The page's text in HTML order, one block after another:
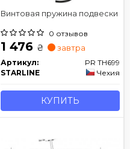
Винтовая пружина подвески
0 отзывов
1 476 ₴ завтра
Артикул:
PR TH699
STARLINE
Чехия
КУПИТЬ